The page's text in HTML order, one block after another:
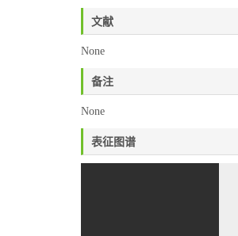
文献
None
备注
None
表征图谱